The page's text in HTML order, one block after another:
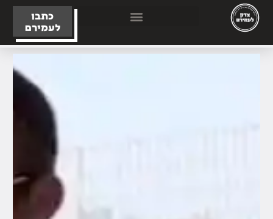
כתבו
לעמירם